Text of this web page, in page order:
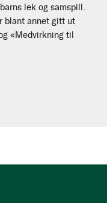
lek og samspill.
blant annet gitt ut
«Medvirkning til